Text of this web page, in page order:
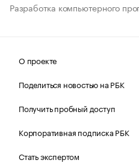
Разработка компьютерного
О проекте
Поделиться новостью на РБК
Получить пробный доступ
Корпоративная подписка РБК
Стать экспертом